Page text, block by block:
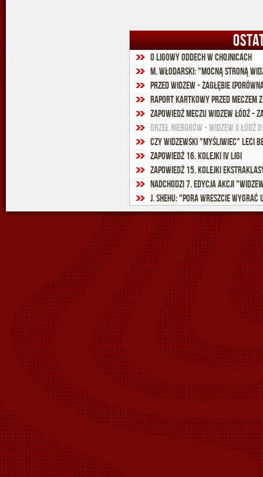
O ligowy oddech w Chojnicach
M. Włodarski: "Mocną stroną
Przed Widzew - Zagłębie
Raport kartkowy przed meczem z
Zapowiedź meczu Widzew Łódź -
Orzeł Nieborów - Widzew II Łódź
Czy widzewski "myśliwiec" leci
Zapowiedź 16. kolejki IV ligi
Zapowiedź 15. kolejki
Nadchodzi 7. edycja akcji
J. Shehu: "Pora wreszcie wygrać